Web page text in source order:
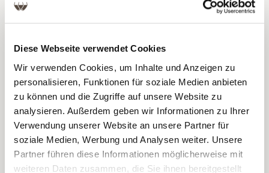
Diese Webseite verwendet Cookies
Wir verwenden Cookies, um Inhalte und Anzeigen zu
personalisieren, Funktionen für soziale Medien anbieten
zu können und die Zugriffe auf unsere Website zu
analysieren. Außerdem geben wir Informationen zu Ihrer
Verwendung unserer Website an unsere Partner für
soziale Medien, Werbung und Analysen weiter. Unsere
Partner führen diese Informationen möglicherweise mit
weiteren Daten zusammen, die Sie ihnen bereitgestellt
Scampi &
Co
Beschreibung
Der Villion Blanc de l' Atlantique leuchtet im Glas